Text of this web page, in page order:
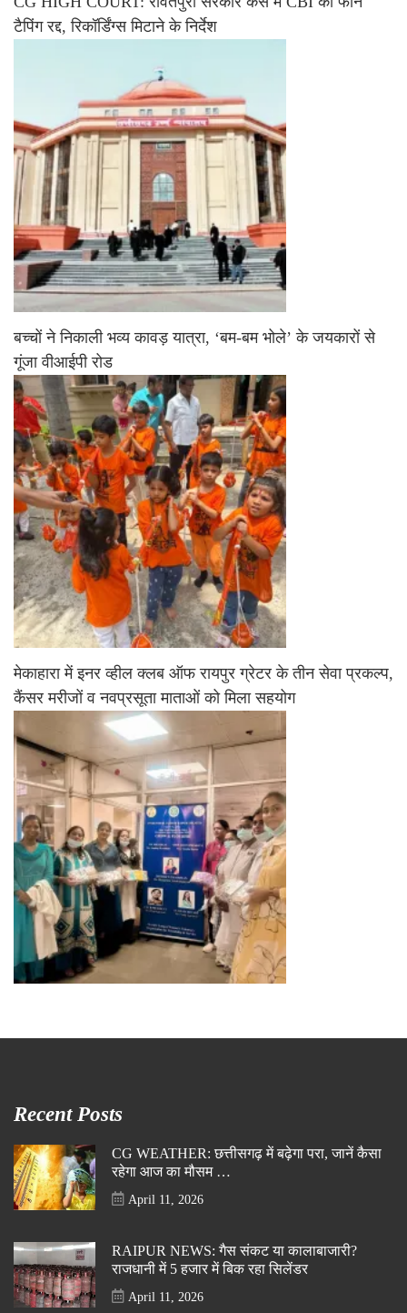
टैपिंग रद्द, रिकॉर्डिंग्स मिटाने के निर्देश
बच्चों ने निकाली भव्य कावड़ यात्रा, ‘बम-बम भोले’ के जयकारों से
गूंजा वीआईपी रोड
मेकाहारा में इनर व्हील क्लब ऑफ रायपुर ग्रेटर के तीन सेवा प्रकल्प,
कैंसर मरीजों व नवप्रसूता माताओं को मिला सहयोग
Recent Posts
CG WEATHER: छत्तीसगढ़ में बढ़ेगा परा, जानें कैसा
रहेगा आज का मौसम …
April 11, 2026
RAIPUR NEWS: गैस संकट या कालाबाजारी?
राजधानी में 5 हजार में बिक रहा सिलेंडर
April 11, 2026